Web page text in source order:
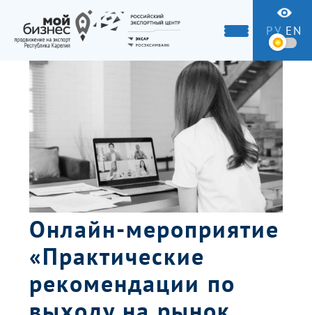
РУ EN
Онлайн-мероприятие
«Практические
рекомендации по